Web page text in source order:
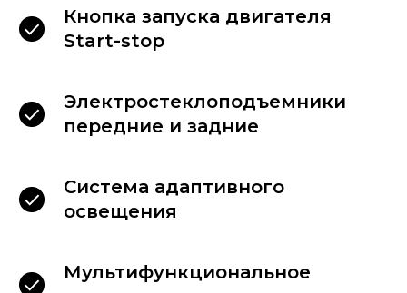
Кнопка запуска двигателя
Start-stop
Электростеклоподъемники
передние и задние
Система адаптивного
освещения
Мультифункциональное